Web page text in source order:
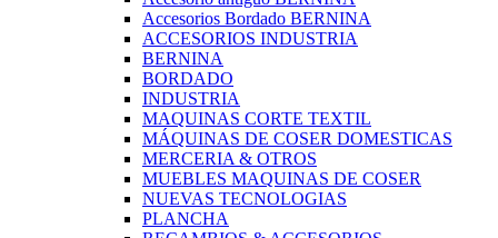
Accesorios Bordado BERNINA
ACCESORIOS INDUSTRIA
BERNINA
BORDADO
INDUSTRIA
MAQUINAS CORTE TEXTIL
MÁQUINAS DE COSER DOMESTICAS
MERCERIA & OTROS
MUEBLES MAQUINAS DE COSER
NUEVAS TECNOLOGIAS
PLANCHA